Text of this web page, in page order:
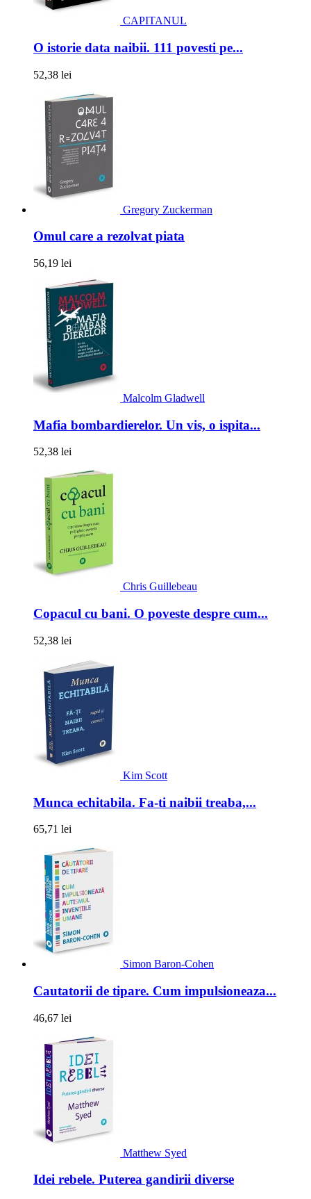
CAPITANUL
O istorie data naibii. 111 povesti pe...
52,38 lei
Gregory Zuckerman
Omul care a rezolvat piata
56,19 lei
Malcolm Gladwell
Mafia bombardierelor. Un vis, o ispita...
52,38 lei
Chris Guillebeau
Copacul cu bani. O poveste despre cum...
52,38 lei
Kim Scott
Munca echitabila. Fa-ti naibii treaba,...
65,71 lei
Simon Baron-Cohen
Cautatorii de tipare. Cum impulsioneaza...
46,67 lei
Matthew Syed
Idei rebele. Puterea gandirii diverse